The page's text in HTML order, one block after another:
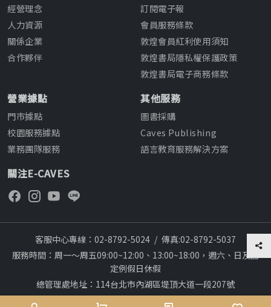
經營理念
人力資源
關係企業
合作夥伴
訂閱電子報
會員服務條款
敦煌會員紅利使用須知
敦煌書局隱私權保護政策
敦煌書局電子商務條款
營業據點
門市據點
校園服務據點
業務團隊服務
其他服務
圖書採購
Caves Publishing
語言教育服務解決方案
關注E-CAVES
客服中心專線：02-8792-5024 / 傳真:02-8792-5037
服務時間：周一～周五09:00~12:00、13:00~18:00，週六、日及國
定例假日休假
總管理處地址：114台北市內湖區堤頂大道一段207號
本網站建議採用chrome瀏覽器,瀏覽更順暢